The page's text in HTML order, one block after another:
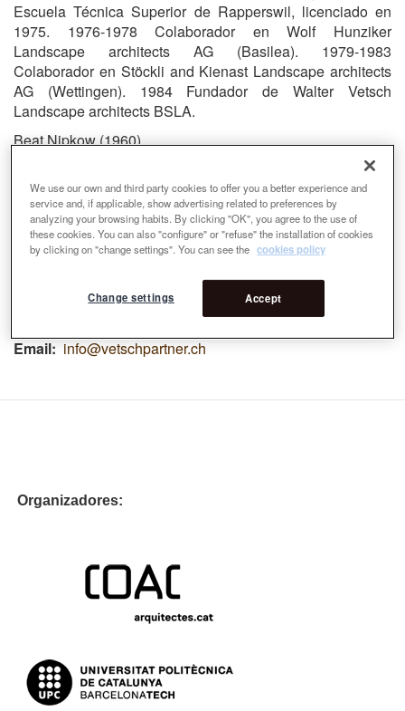
Escuela Técnica Superior de Rapperswil, licenciado en
1975. 1976-1978 Colaborador en Wolf Hunziker
Landscape architects AG (Basilea). 1979-1983
Colaborador en Stöckli and Kienast Landscape architects
AG (Wettingen). 1984 Fundador de Walter Vetsch
Landscape architects BSLA.
Beat Nipkow (1960).
Arquitecto diplomado en Paisajismo por la Bund
Schweizer Landschaftsarchitekten und
Landschaftsarchitektinnen / Société suisse des ingénieurs
et architectes (BSLA SIA) de Zurich.Paisajismo en la
Escuela Técnica Superior de Rapperswil, licenciado en
1984. 1995-1996 Colaborador externo y asociado en
Walter Vetsch Landscape architects BSLA. Desde 1996
son socios de Vetsch Nipkow Partner AG, Landscape
Email
info@vetschpartner.ch
Organizadores:
We use our own and third party cookies to offer you a better experience and
service and, if applicable, show advertising related to preferences by
analyzing your browsing habits. By clicking "OK", you agree to the use of
these cookies. You can also "configure" or "refuse" the installation of cookies
by clicking on "change settings". You can see the cookies policy
Accept
Change settings